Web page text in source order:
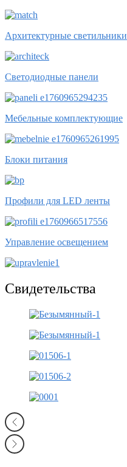
Архитектурные светильники
Светодиодные панели
Мебельные комплектующие
Блоки питания
Профили для LED ленты
Управление освещением
Свидетельства